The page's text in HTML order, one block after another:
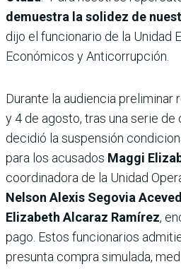
demuestra la solidez de
dijo el funcionario de la Unidad
Económicos y Anticorrupción.
Durante la audiencia preliminar
y 4 de agosto, tras una serie de
decidió la suspensión
para los acusados Maggi
coordinadora de la Unidad
Nelson Alexis Segovia
Elizabeth Alcaraz Ramírez,
pago. Estos funcionarios
presunta compra simulada,